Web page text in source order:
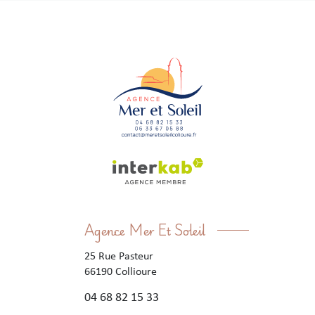
Agence Mer Et Soleil
25 Rue Pasteur
66190 Collioure
04 68 82 15 33